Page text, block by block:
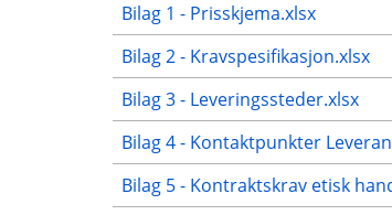
Bilag 1 - Prisskjema.xlsx
Bilag 2 - Kravspesifikasjon.xlsx
Bilag 3 - Leveringssteder.xlsx
Bilag 4 - Kontaktpunkter
Bilag 5 - Kontraktskrav etisk